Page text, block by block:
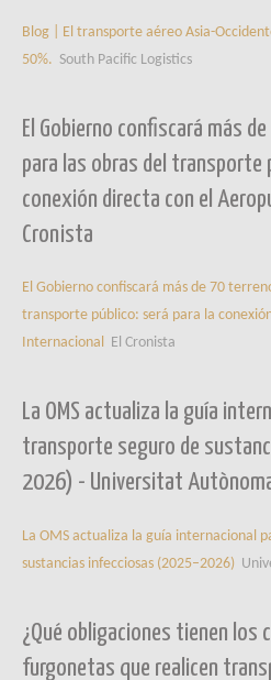
Blog | El transporte aéreo Asia-
50%. South Pacific Logistics
El Gobierno confiscará más
para las obras del transporte
conexión directa con el
Cronista
El Gobierno confiscará más de 70
transporte público: será para la
Internacional El Cronista
La OMS actualiza la guía
transporte seguro de
2026) - Universitat
La OMS actualiza la guía internacional
sustancias infecciosas (2025–2026)
¿Qué obligaciones tienen los
furgonetas que realicen